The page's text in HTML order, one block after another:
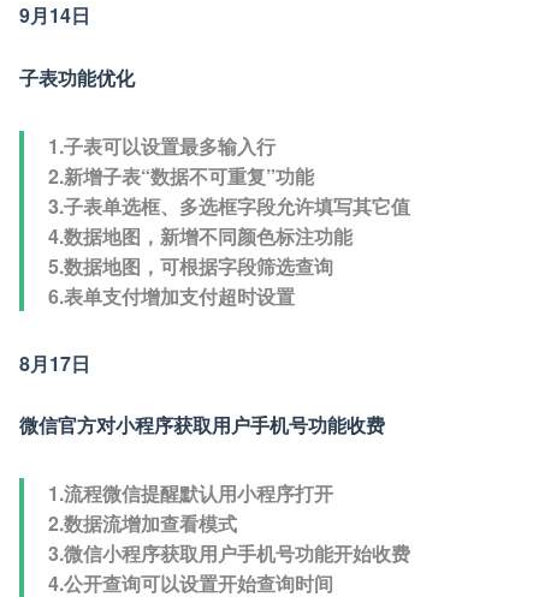
9月14日
子表功能优化
1.子表可以设置最多输入行
2.新增子表“数据不可重复”功能
3.子表单选框、多选框字段允许填写其它值
4.数据地图，新增不同颜色标注功能
5.数据地图，可根据字段筛选查询
6.表单支付增加支付超时设置
8月17日
微信官方对小程序获取用户手机号功能收费
1.流程微信提醒默认用小程序打开
2.数据流增加查看模式
3.微信小程序获取用户手机号功能开始收费
4.公开查询可以设置开始查询时间